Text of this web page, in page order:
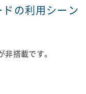
の利用シーン
搭載です。